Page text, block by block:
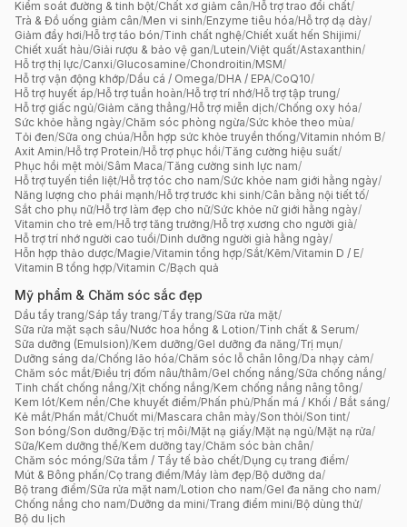
Kiểm soát đường & tinh bột/Chất xơ giảm cân/Hỗ trợ trao đổi chất/
Trà & Đồ uống giảm cân/Men vi sinh/Enzyme tiêu hóa/Hỗ trợ dạ dày/
Giảm đầy hơi/Hỗ trợ táo bón/Tinh chất nghệ/Chiết xuất hến Shijimi/
Chiết xuất hàu/Giải rượu & bảo vệ gan/Lutein/Việt quất/Astaxanthin/
Hỗ trợ thị lực/Canxi/Glucosamine/Chondroitin/MSM/
Hỗ trợ vận động khớp/Dầu cá / Omega/DHA / EPA/CoQ10/
Hỗ trợ huyết áp/Hỗ trợ tuần hoàn/Hỗ trợ trí nhớ/Hỗ trợ tập trung/
Hỗ trợ giấc ngủ/Giảm căng thẳng/Hỗ trợ miễn dịch/Chống oxy hóa/
Sức khỏe hằng ngày/Chăm sóc phòng ngừa/Sức khỏe theo mùa/
Tỏi đen/Sữa ong chúa/Hỗn hợp sức khỏe truyền thống/Vitamin nhóm B/
Axit Amin/Hỗ trợ Protein/Hỗ trợ phục hồi/Tăng cường hiệu suất/
Phục hồi mệt mỏi/Sâm Maca/Tăng cường sinh lực nam/
Hỗ trợ tuyến tiền liệt/Hỗ trợ tóc cho nam/Sức khỏe nam giới hằng ngày/
Năng lượng cho phái mạnh/Hỗ trợ trước khi sinh/Cân bằng nội tiết tố/
Sắt cho phụ nữ/Hỗ trợ làm đẹp cho nữ/Sức khỏe nữ giới hằng ngày/
Vitamin cho trẻ em/Hỗ trợ tăng trưởng/Hỗ trợ xương cho người già/
Hỗ trợ trí nhớ người cao tuổi/Dinh dưỡng người già hằng ngày/
Hỗn hợp thảo dược/Magie/Vitamin tổng hợp/Sắt/Kẽm/Vitamin D / E/
Vitamin B tổng hợp/Vitamin C/Bạch quả
Mỹ phẩm & Chăm sóc sắc đẹp
Dầu tẩy trang/Sáp tẩy trang/Tẩy trang/Sữa rửa mặt/
Sữa rửa mặt sạch sâu/Nước hoa hồng & Lotion/Tinh chất & Serum/
Sữa dưỡng (Emulsion)/Kem dưỡng/Gel dưỡng đa năng/Trị mụn/
Dưỡng sáng da/Chống lão hóa/Chăm sóc lỗ chân lông/Da nhạy cảm/
Chăm sóc mắt/Điều trị đốm nâu/thâm/Gel chống nắng/Sữa chống nắng/
Tinh chất chống nắng/Xịt chống nắng/Kem chống nắng nâng tông/
Kem lót/Kem nền/Che khuyết điểm/Phấn phủ/Phấn má / Khối / Bắt sáng/
Kẻ mắt/Phấn mắt/Chuốt mi/Mascara chân mày/Son thỏi/Son tint/
Son bóng/Son dưỡng/Đặc trị môi/Mặt nạ giấy/Mặt nạ ngủ/Mặt nạ rửa/
Sữa/Kem dưỡng thể/Kem dưỡng tay/Chăm sóc bàn chân/
Chăm sóc móng/Sữa tắm / Tẩy tế bào chết/Dụng cụ trang điểm/
Mút & Bông phấn/Cọ trang điểm/Máy làm đẹp/Bộ dưỡng da/
Bộ trang điểm/Sữa rửa mặt nam/Lotion cho nam/Gel đa năng cho nam/
Chống nắng cho nam/Dưỡng da mini/Trang điểm mini/Bộ dùng thử/
Bộ du lịch